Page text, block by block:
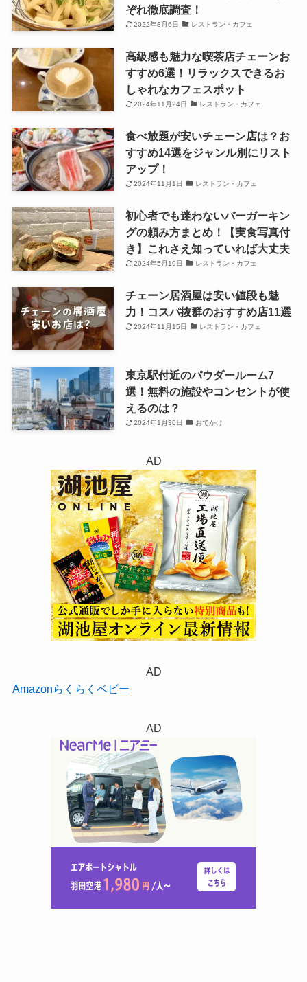
ぞれ徹底調査！
2022年8月6日 レストラン・カフェ
高級感も魅力な喫茶店チェーンお
すすめ6選！リラックスできるお
しゃれなカフェスポット
2024年11月24日 レストラン・カフェ
食べ放題が安いチェーン店は？お
すすめ14選をジャンル別にリスト
アップ！
2024年11月1日 レストラン・カフェ
初心者でも迷わないバーガーキン
グの頼み方まとめ！【実食写真付
き】これさえ知っていれば大丈夫
2024年5月19日 レストラン・カフェ
チェーン居酒屋は安い値段も魅
力！コスパ抜群のおすすめ店11選
2024年11月15日 レストラン・カフェ
東京駅付近のパウダールーム7
選！無料の施設やコンセントが使
えるのは？
2024年1月30日 おでかけ
AD
AD
Amazonらくらくベビー
AD